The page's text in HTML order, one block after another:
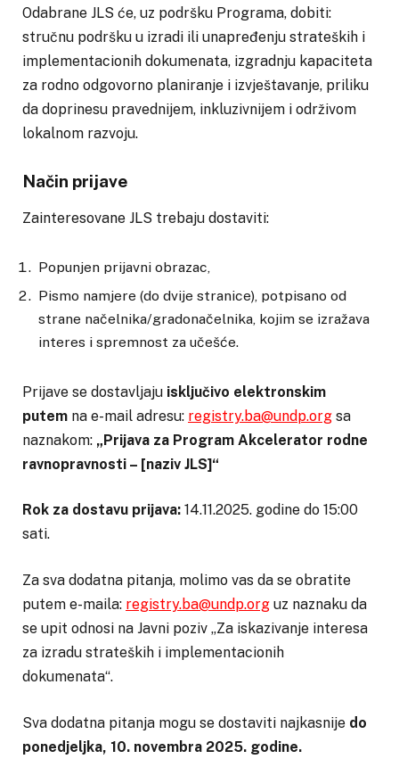
Odabrane JLS će, uz podršku Programa, dobiti:
stručnu podršku u izradi ili unapređenju strateških i
implementacionih dokumenata, izgradnju kapaciteta
za rodno odgovorno planiranje i izvještavanje, priliku
da doprinesu pravednijem, inkluzivnijem i održivom
lokalnom razvoju.
Način prijave
Zainteresovane JLS trebaju dostaviti:
Popunjen prijavni obrazac,
Pismo namjere (do dvije stranice), potpisano od
strane načelnika/gradonačelnika, kojim se izražava
interes i spremnost za učešće.
Prijave se dostavljaju isključivo elektronskim
putem na e-mail adresu: registry.ba@undp.org sa
naznakom: „Prijava za Program Akcelerator rodne
ravnopravnosti – [naziv JLS]“
Rok za dostavu prijava: 14.11.2025. godine do 15:00
sati.
Za sva dodatna pitanja, molimo vas da se obratite
putem e-maila: registry.ba@undp.org uz naznaku da
se upit odnosi na Javni poziv „Za iskazivanje interesa
za izradu strateških i implementacionih
dokumenata“.
Sva dodatna pitanja mogu se dostaviti najkasnije do
ponedjeljka, 10. novembra 2025. godine.